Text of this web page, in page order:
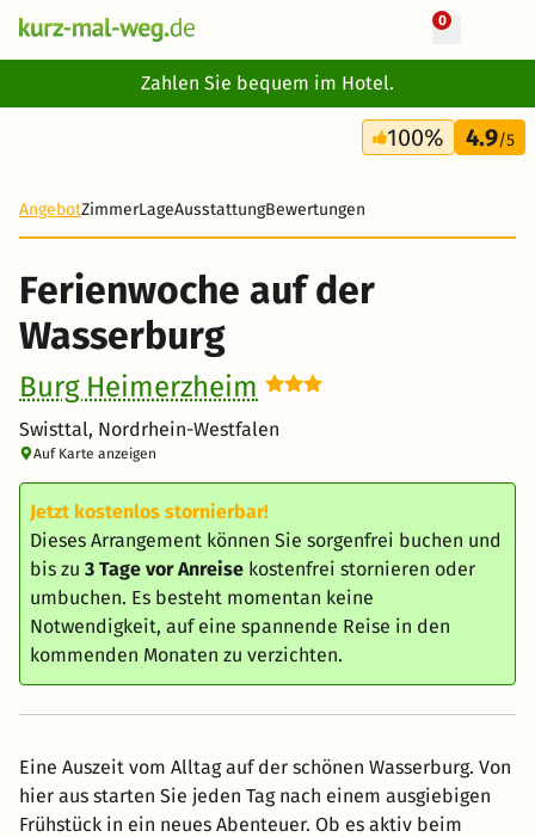
0
Zahlen Sie bequem im Hotel.
4 Tage
340 €
100% 4.9/5
AngebotZimmerLageAusstattungBewertungen
Ferienwoche auf der
Wasserburg
Burg Heimerzheim
Swisttal, Nordrhein-Westfalen
Auf Karte anzeigen
Jetzt kostenlos stornierbar!
Dieses Arrangement können Sie sorgenfrei buchen und
bis zu 3 Tage vor Anreise kostenfrei stornieren oder
umbuchen. Es besteht momentan keine
Notwendigkeit, auf eine spannende Reise in den
kommenden Monaten zu verzichten.
Eine Auszeit vom Alltag auf der schönen Wasserburg. Von
hier aus starten Sie jeden Tag nach einem ausgiebigen
Frühstück in ein neues Abenteuer. Ob es aktiv beim